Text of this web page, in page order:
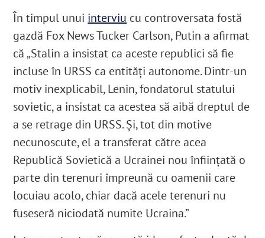
În timpul unui interviu cu controversata fostă
gazdă Fox News Tucker Carlson, Putin a afirmat
că „Stalin a insistat ca aceste republici să fie
incluse în URSS ca entități autonome. Dintr-un
motiv inexplicabil, Lenin, fondatorul statului
sovietic, a insistat ca acestea să aibă dreptul de
a se retrage din URSS. Și, tot din motive
necunoscute, el a transferat către acea
Republică Sovietică a Ucrainei nou înființată o
parte din terenuri împreună cu oamenii care
locuiau acolo, chiar dacă acele terenuri nu
fuseseră niciodată numite Ucraina.”